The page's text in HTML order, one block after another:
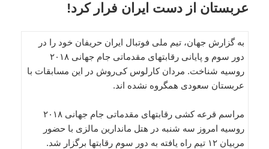
عربستان از دست ایران فرار کرد!
به گزارش جهان، تیم ملی فوتبال ایران حریفان خود را در
دور سوم و پایانی رقابتهای مقدماتی جام جهانی ۲۰۱۸
روسیه شناخت. مردان کارلوس کی‌روش در این مسابقات با
عربستان سعودی همگروه نشده اند.
مراسم قرعه کشی رقابتهای مقدماتی جام جهانی ۲۰۱۸
روسیه امروز سه شنبه در هتل ماندارین مالزی با حضور
مربیان ۱۲ تیم راه یافته به دور سوم رقابتها برگزار شد.